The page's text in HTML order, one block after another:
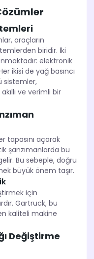
araçların
biridir. İki
elektronik
ikisi de yağ basıncı
sistemler,
ve verimli bir
tapasını açarak
şanzımanlarda bu
Bu sebeple, doğru
büyük önem taşır.
için
Gartruck, bu
kaliteli makine
Değiştirme